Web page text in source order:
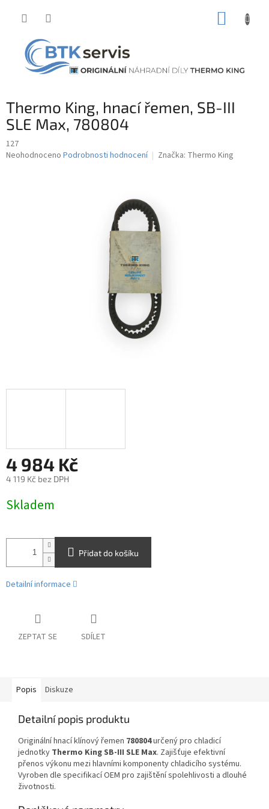
Thermo King, hnací řemen, SB-III
SLE Max, 780804
127
Průměrné
Neohodnoceno Podrobnosti hodnocení Značka: Thermo King
4 984 Kč
4 119 Kč bez DPH
cena:
Skladem
Přidat do košíku
Detailní informace
ZEPTAT SE SDÍLET
Popis Diskuze
Detailní popis produktu
Originální hnací klínový řemen 780804určený pro chladicí
jednotky Thermo King SB-III SLE Max. Zajišťuje efektivní
přenos výkonu mezi hlavními komponenty chladicího systému.
Vyroben dle specifikací OEM pro zajištění spolehlivosti a dlouhé
životnosti.